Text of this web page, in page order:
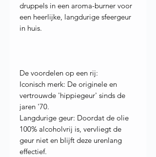
druppels in een aroma-burner voor
een heerlijke, langdurige sfeergeur
in huis.
De voordelen op een rij:
Iconisch merk: De originele en
vertrouwde 'hippiegeur' sinds de
jaren '70.
Langdurige geur: Doordat de olie
100% alcoholvrij is, vervliegt de
geur niet en blijft deze urenlang
effectief.